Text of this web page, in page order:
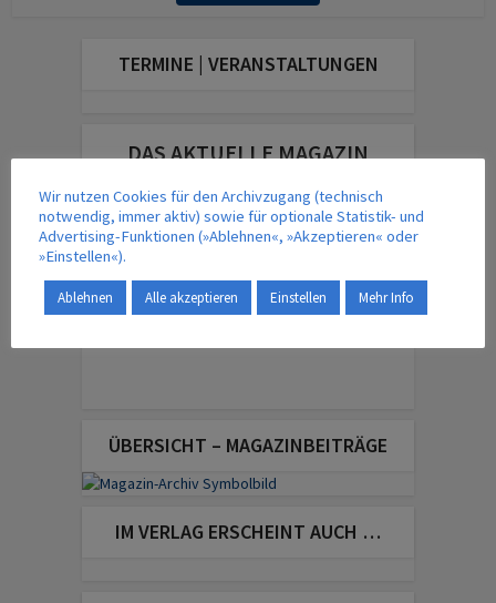
TERMINE | VERANSTALTUNGEN
DAS AKTUELLE MAGAZIN
ÜBERSICHT – MAGAZINBEITRÄGE
IM VERLAG ERSCHEINT AUCH …
Wir nutzen Cookies für den Archivzugang (technisch
notwendig, immer aktiv) sowie für optionale Statistik- und
Advertising-Funktionen (»Ablehnen«, »Akzeptieren« oder
»Einstellen«).
Ablehnen Alle akzeptieren Einstellen Mehr Info